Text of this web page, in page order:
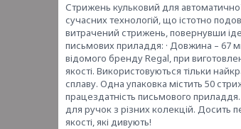
Стрижень кульковий для
сучасних технологій, що істотно
витрачений стрижень, повернувши
письмових приладдя: · Довжина – 67
відомого бренду Regal, при
якості. Використовуються тільки
сплаву. Одна упаковка містить 50
працездатність письмового
для ручок з різних колекцій. Досить
якості, які дивують!